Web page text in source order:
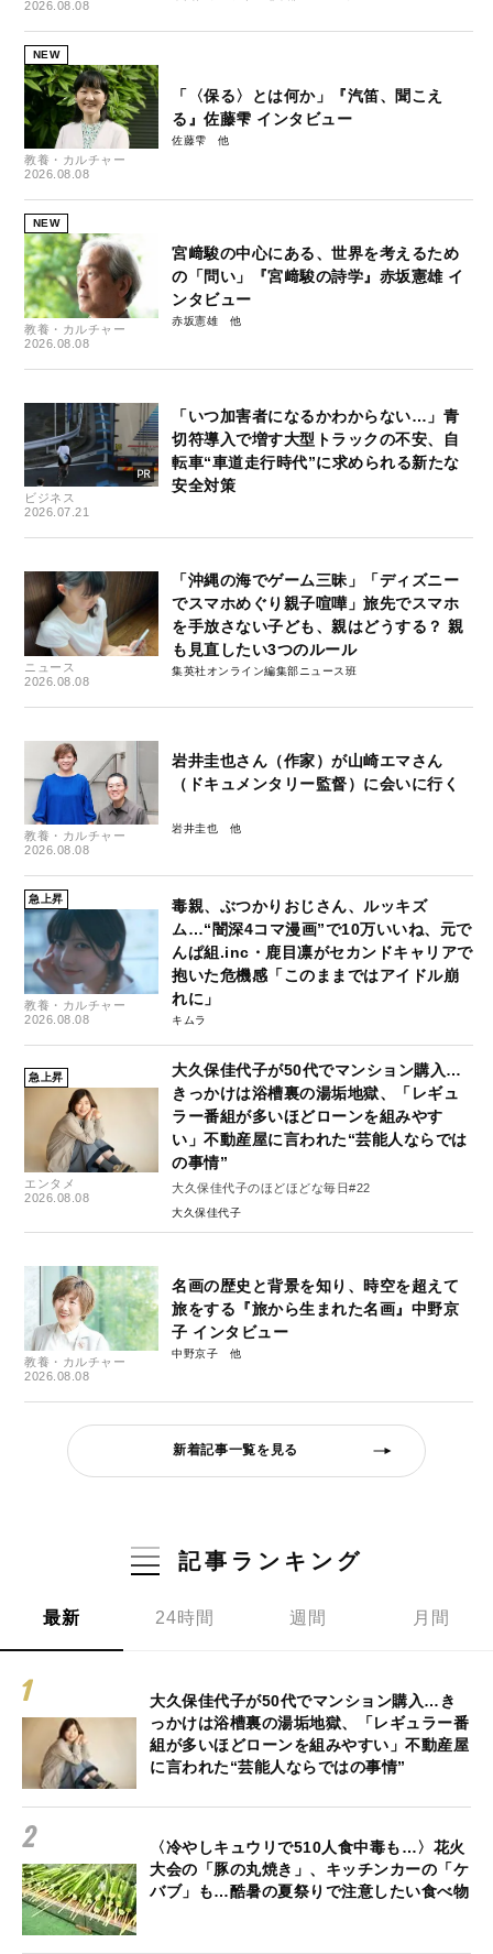
2026.08.08
NEW
教養・カルチャー
2026.08.08
「〈保る〉とは何か」『汽笛、聞こえ
る』佐藤雫 インタビュー
佐藤雫
NEW
教養・カルチャー
2026.08.08
宮﨑駿の中心にある、世界を考えるため
の「問い」『宮﨑駿の詩学』赤坂憲雄 イ
ンタビュー
赤坂憲雄
ビジネス
2026.07.21
「いつ加害者になるかわからない…」青
切符導入で増す大型トラックの不安、自
転車“車道走行時代”に求められる新たな
安全対策
ニュース
2026.08.08
「沖縄の海でゲーム三昧」「ディズニー
でスマホめぐり親子喧嘩」旅先でスマホ
を手放さない子ども、親はどうする？ 親
も見直したい3つのルール
集英社オンライン編集部ニュース班
教養・カルチャー
2026.08.08
岩井圭也さん（作家）が山崎エマさん
（ドキュメンタリー監督）に会いに行く
岩井圭也
急上昇
教養・カルチャー
2026.08.08
毒親、ぶつかりおじさん、ルッキズ
ム…“闇深4コマ漫画”で10万いいね、元で
んぱ組.inc・鹿目凛がセカンドキャリアで
抱いた危機感「このままではアイドル崩
れに」
キムラ
急上昇
エンタメ
2026.08.08
大久保佳代子が50代でマンション購入…
きっかけは浴槽裏の湯垢地獄、「レギュ
ラー番組が多いほどローンを組みやす
い」不動産屋に言われた“芸能人ならでは
の事情”
大久保佳代子のほどほどな毎日#22
大久保佳代子
教養・カルチャー
2026.08.08
名画の歴史と背景を知り、時空を超えて
旅をする『旅から生まれた名画』中野京
子 インタビュー
中野京子
新着記事一覧を見る
記事ランキング
最新 24時間 週間 月間
大久保佳代子が50代でマンション購入…き
っかけは浴槽裏の湯垢地獄、「レギュラー番
組が多いほどローンを組みやすい」不動産屋
に言われた“芸能人ならではの事情”
〈冷やしキュウリで510人食中毒も…〉花火
大会の「豚の丸焼き」、キッチンカーの「ケ
バブ」も…酷暑の夏祭りで注意したい食べ物